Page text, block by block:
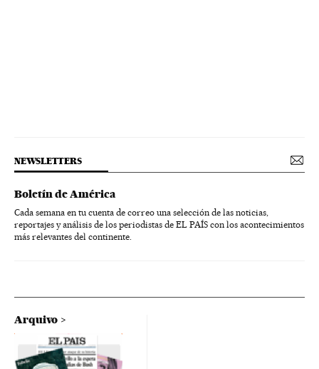
NEWSLETTERS
Boletín de América
Cada semana en tu cuenta de correo una selección de las noticias,
reportajes y análisis de los periodistas de EL PAÍS con los acontecimientos
más relevantes del continente.
Arquivo